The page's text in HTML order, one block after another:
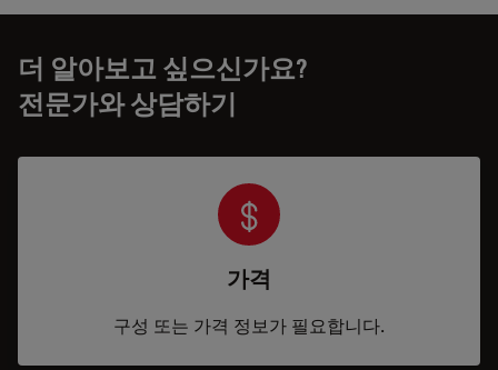
더 알아보고 싶으신가요?
전문가와 상담하기
가격
구성 또는 가격 정보가 필요합니다.